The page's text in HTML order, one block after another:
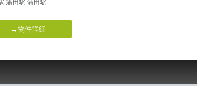
:蒲田駅 蒲田駅
→物件詳細